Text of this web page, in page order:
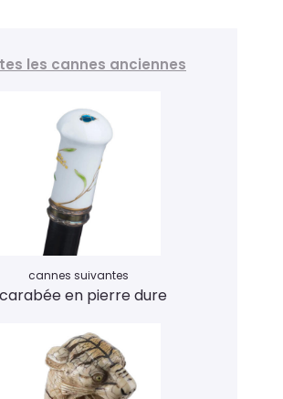
cannes suivantes
en pierre dure
les cannes anciennes